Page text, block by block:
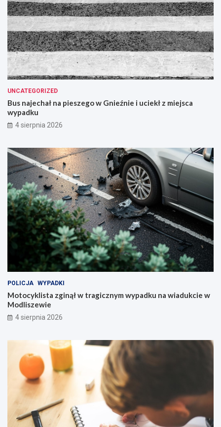
UNCATEGORIZED
Bus najechał na pieszego w Gnieźnie i uciekł z miejsca
wypadku
4 sierpnia 2026
POLICJA WYPADKI
Motocyklista zginął w tragicznym wypadku na wiadukcie w
Modliszewie
4 sierpnia 2026